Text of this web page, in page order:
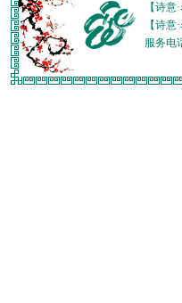
【诗
【诗
服务电